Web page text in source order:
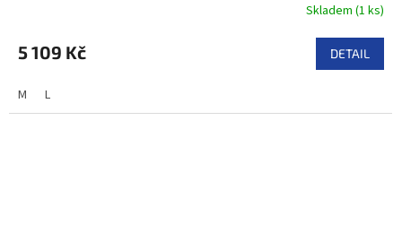
Skladem (1 ks)
5 109 Kč DETAIL
M L